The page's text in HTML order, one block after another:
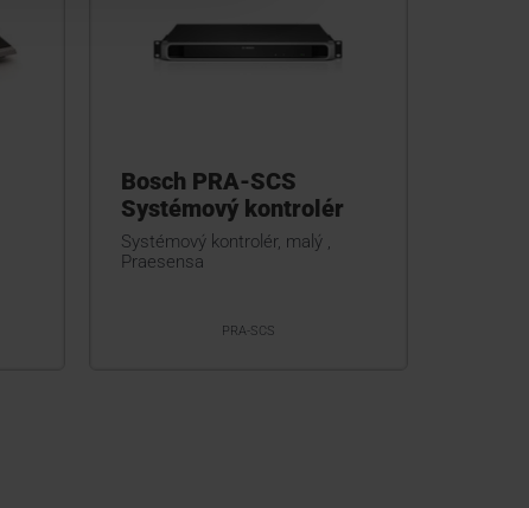
Bosch PRA-SCS
Systémový kontrolér
Systémový kontrolér, malý ,
Praesensa
PRA-SCS